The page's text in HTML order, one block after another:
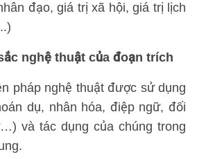
đạo, giá trị xã hội, giá trị lịch
nghệ thuật của đoạn trích
pháp nghệ thuật được sử dụng
dụ, nhân hóa, điệp ngữ, đối
và tác dụng của chúng trong